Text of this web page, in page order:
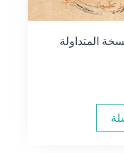
المتداولة